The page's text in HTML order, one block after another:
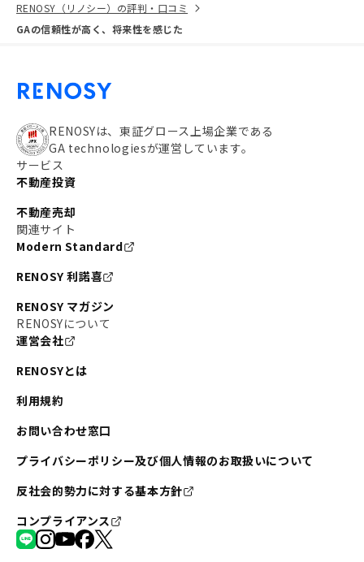
RENOSY（リノシー）の評判・口コミ
GAの信頼性が高く、将来性を感じた
RENOSYは、東証グロース上場企業である
GA technologiesが運営しています。
サービス
不動産投資
不動産売却
関連サイト
Modern Standard
RENOSY 利諾喜
RENOSY マガジン
RENOSYについて
運営会社
RENOSYとは
利用規約
お問い合わせ窓口
プライバシーポリシー及び個人情報のお取扱いについて
反社会的勢力に対する基本方針
コンプライアンス